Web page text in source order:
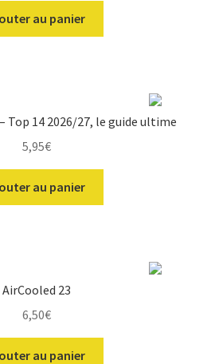
au panier
Top 14 2026/27, le guide ultime
5,95€
au panier
AirCooled 23
6,50€
au panier